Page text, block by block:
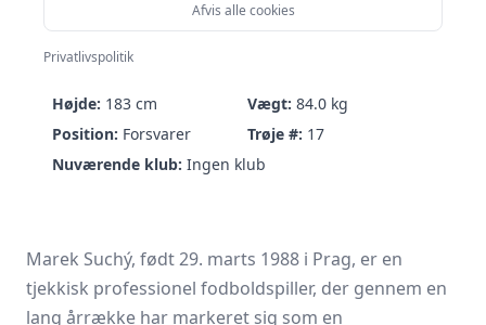
Marek Suchý
Højde: 183 cm Vægt: 84.0 kg
Position: Forsvarer Trøje #: 17
Nuværende klub: Ingen klub
Marek Suchý, født 29. marts 1988 i Prag, er en
tjekkisk professionel fodboldspiller, der gennem en
lang årrække har markeret sig som en
Afvis alle cookies
Privatlivspolitik